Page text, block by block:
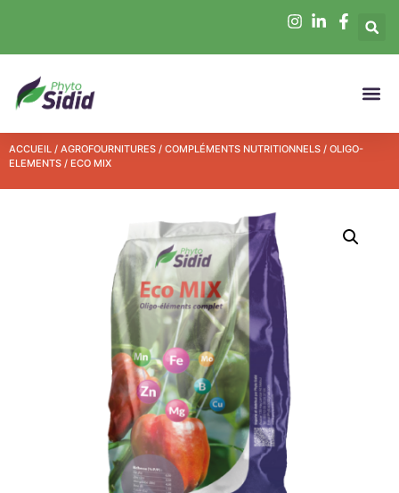
ACCUEIL / AGROFOURNITURES / COMPLÉMENTS NUTRITIONNELS / OLIGO-
ELEMENTS / ECO MIX